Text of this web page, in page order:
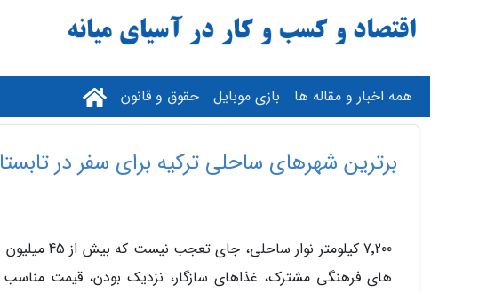
برترین شهرهای ساحلی ترکیه برای سفر در
7٬200 کیلومتر
های فرهنگی مشترک، غذاهای سازگار، نزدیک بودن، قیمت مناسب
همه اخبار و مقاله ها بازی موبایل حقوق و قانون